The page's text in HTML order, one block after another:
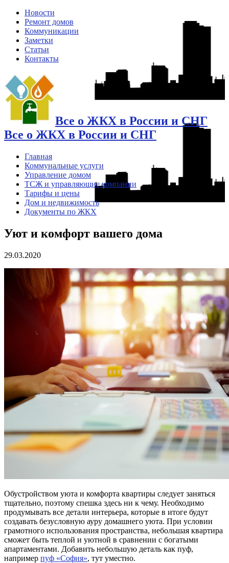
Новости
Ремонт домов
Коммуникации
Заметки
Статьи
Контакты
Все о ЖКХ в России и СНГ
Все о ЖКХ в России и СНГ
Главная
Коммунальные услуги
Управление домом
ТСЖ и управляющие компании
Тарифы и цены
Дом и недвижимость
Документы по ЖКХ
Уют и комфорт вашего дома
29.03.2020
Обустройством уюта и комфорта квартиры следует заняться
тщательно, поэтому спешка здесь ни к чему. Необходимо
продумывать все детали интерьера, которые в итоге будут
создавать безусловную ауру домашнего уюта. При условии
грамотного использования пространства, небольшая квартира
сможет быть теплой и уютной в сравнении с богатыми
апартаментами. Добавить небольшую деталь как пуф,
например пуф «София», тут уместно.